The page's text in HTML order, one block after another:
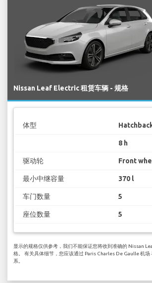
Nissan Leaf Electric 租赁车辆 - 规格
体型
8 h
驱动轮 Front
最小中继容量 370 l
车门数量 5
座位数量 5
显示的规格仅供参考，我们不能保证您将收到准确的 Nissan
格。 有关具体细节，您应该通过 Paris Charles De Gaulle 机场
系。